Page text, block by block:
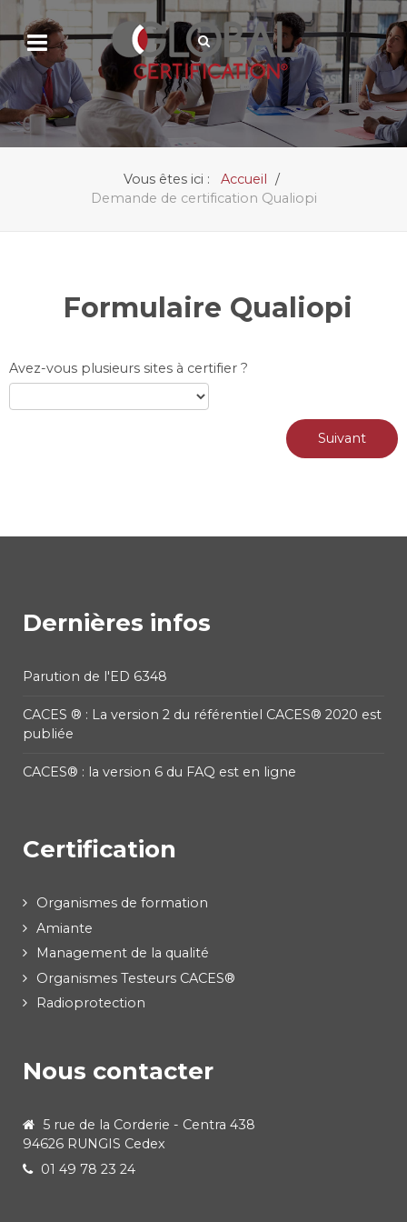
Vous êtes ici :
Accueil
Demande de certification Qualiopi
Formulaire Qualiopi
Avez-vous plusieurs sites à certifier ?
Suivant
Dernières infos
Parution de l'ED 6348
CACES ® : La version 2 du référentiel CACES® 2020 est
publiée
CACES® : la version 6 du FAQ est en ligne
Certification
Organismes de formation
Amiante
Management de la qualité
Organismes Testeurs CACES®
Radioprotection
Nous contacter
5 rue de la Corderie - Centra 438
94626 RUNGIS Cedex
01 49 78 23 24